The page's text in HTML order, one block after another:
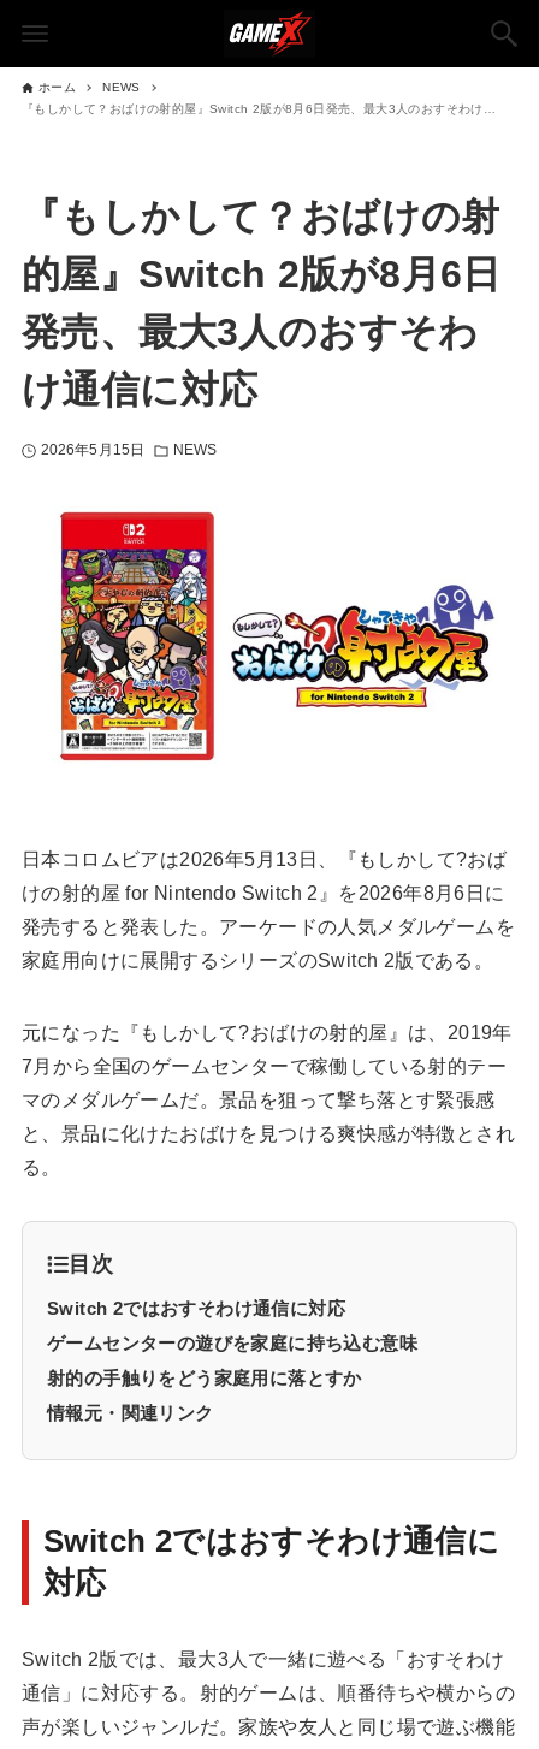
ホーム
NEWS
『もしかして？おばけの射
的屋』Switch 2版が8月6日
発売、最大3人のおすそわ
け通信に対応
2026年5月15日 NEWS
日本コロムビアは2026年5月13日、『もしかして?おば
けの射的屋 for Nintendo Switch 2』を2026年8月6日に
発売すると発表した。アーケードの人気メダルゲームを
家庭用向けに展開するシリーズのSwitch 2版である。
元になった『もしかして?おばけの射的屋』は、2019年
7月から全国のゲームセンターで稼働している射的テー
マのメダルゲームだ。景品を狙って撃ち落とす緊張感
と、景品に化けたおばけを見つける爽快感が特徴とされ
る。
目次
Switch 2ではおすそわけ通信に対応
ゲームセンターの遊びを家庭に持ち込む意味
射的の手触りをどう家庭用に落とすか
情報元・関連リンク
Switch 2ではおすそわけ通信に
対応
Switch 2版では、最大3人で一緒に遊べる「おすそわけ
通信」に対応する。射的ゲームは、順番待ちや横からの
声が楽しいジャンルだ。家族や友人と同じ場で遊ぶ機能